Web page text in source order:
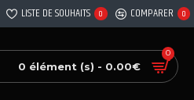
LISTE DE SOUHAITS 0 COMPARER 0
0 élément (s) - 0.00€
0